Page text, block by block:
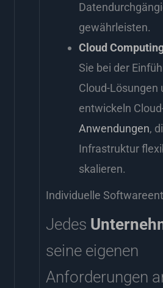
gewährleisten.
Cloud
Sie bei der
Cloud-Lösungen
entwickeln
Anwendungen,
Infrastruktur
skalieren.
Individuelle
Jedes
seine eigenen
Anforderungen